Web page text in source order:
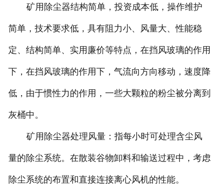
矿用除尘器结构简单，投资成本低，操作维护
简单，技术要求低，具有阻力小、风量大、性能稳
定、结构简单、实用廉价等特点，在挡风玻璃的作用
下，在挡风玻璃的作用下，气流向方向移动，速度降
低，由于惯性力的作用，一些大颗粒的粉尘被分离到
灰桶中。
矿用除尘器处理风量：指每小时可处理含尘风
量的除尘系统。在散装谷物卸料和输送过程中，考虑
除尘系统的布置和直接连接离心风机的性能。